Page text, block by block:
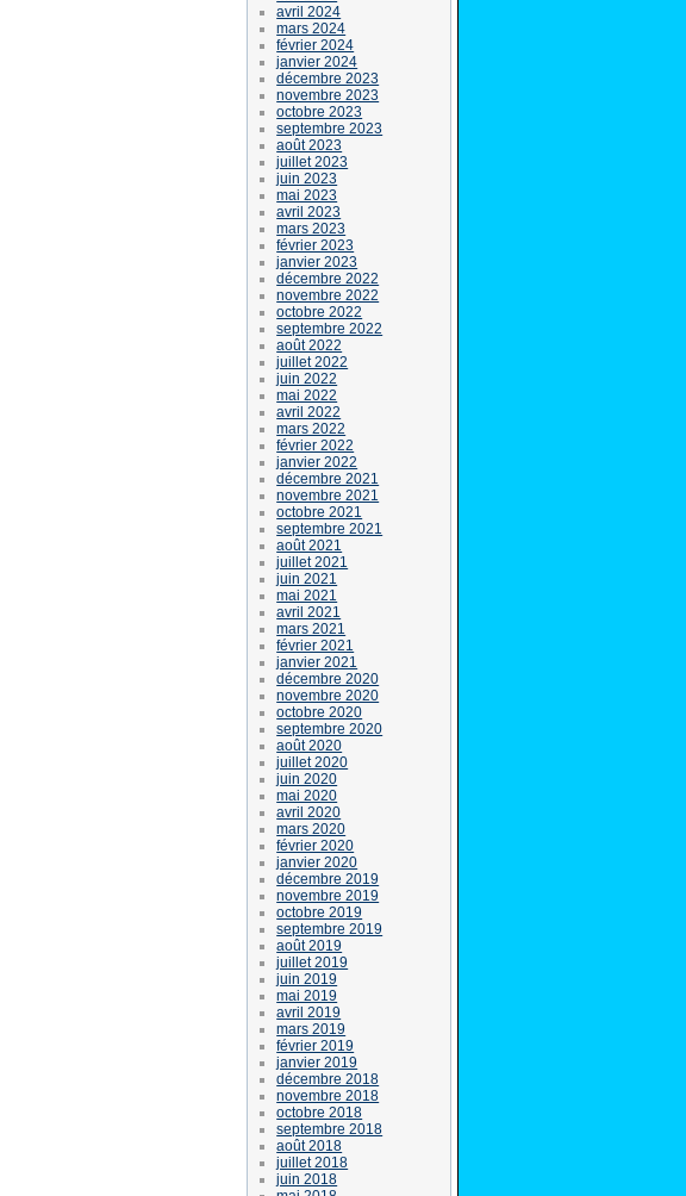
avril 2024
mars 2024
février 2024
janvier 2024
décembre 2023
novembre 2023
octobre 2023
septembre 2023
août 2023
juillet 2023
juin 2023
mai 2023
avril 2023
mars 2023
février 2023
janvier 2023
décembre 2022
novembre 2022
octobre 2022
septembre 2022
août 2022
juillet 2022
juin 2022
mai 2022
avril 2022
mars 2022
février 2022
janvier 2022
décembre 2021
novembre 2021
octobre 2021
septembre 2021
août 2021
juillet 2021
juin 2021
mai 2021
avril 2021
mars 2021
février 2021
janvier 2021
décembre 2020
novembre 2020
octobre 2020
septembre 2020
août 2020
juillet 2020
juin 2020
mai 2020
avril 2020
mars 2020
février 2020
janvier 2020
décembre 2019
novembre 2019
octobre 2019
septembre 2019
août 2019
juillet 2019
juin 2019
mai 2019
avril 2019
mars 2019
février 2019
janvier 2019
décembre 2018
novembre 2018
octobre 2018
septembre 2018
août 2018
juillet 2018
juin 2018